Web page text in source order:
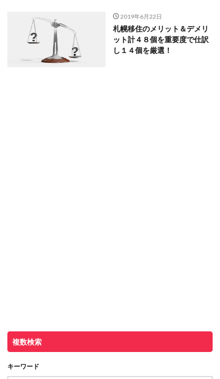
2019年6月22日
札幌移住のメリット＆デメリ
ット計４８個を重要度で仕訳
し１４個を厳選！
複数検索
キーワード